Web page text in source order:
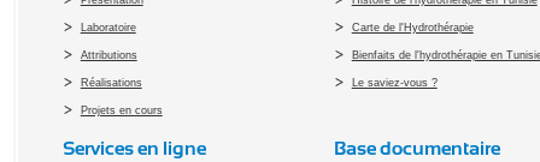
Laboratoire
Attributions
Réalisations
Projets en cours
Carte de l'Hydrothérapie
Bienfaits de l'hydrothérapie en
Le saviez-vous ?
Services en ligne Base documentaire